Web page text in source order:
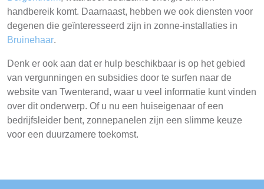
handbereik komt. Daarnaast, hebben we ook diensten voor
degenen die geïnteresseerd zijn in zonne-installaties in
Bruinehaar.
Denk er ook aan dat er hulp beschikbaar is op het gebied
van vergunningen en subsidies door te surfen naar de
website van Twenterand, waar u veel informatie kunt vinden
over dit onderwerp. Of u nu een huiseigenaar of een
bedrijfsleider bent, zonnepanelen zijn een slimme keuze
voor een duurzamere toekomst.